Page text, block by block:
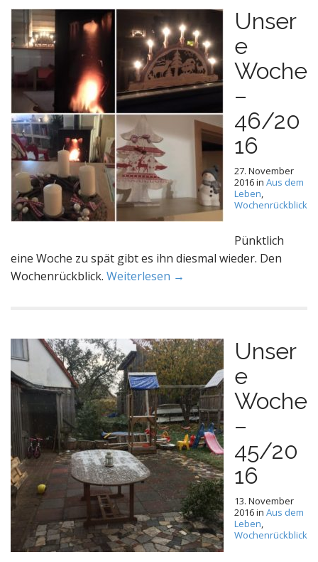
Unser
e
Woche
–
46/20
16
27. November
2016in Aus dem
Leben,
Wochenrückblick
Pünktlich
eine Woche zu spät gibt es ihn diesmal wieder. Den
Wochenrückblick. Weiterlesen →
Unser
e
Woche
–
45/20
16
13. November
2016in Aus dem
Leben,
Wochenrückblick